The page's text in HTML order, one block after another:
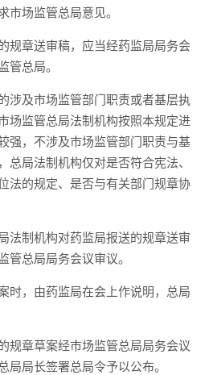
场监管总局意见。
规章送审稿，应当经药监局局务会
总局。
涉及市场监管部门职责或者基层执
场监管总局法制机构按照本规定进
强，不涉及市场监管部门职责与基
总局法制机构仅对是否符合宪法、
法的规定、是否与有关部门规章协
法制机构对药监局报送的规章送审
总局局务会议审议。
时，由药监局在会上作说明，总局
规章草案经市场监管总局局务会议
局局长签署总局令予以公布。